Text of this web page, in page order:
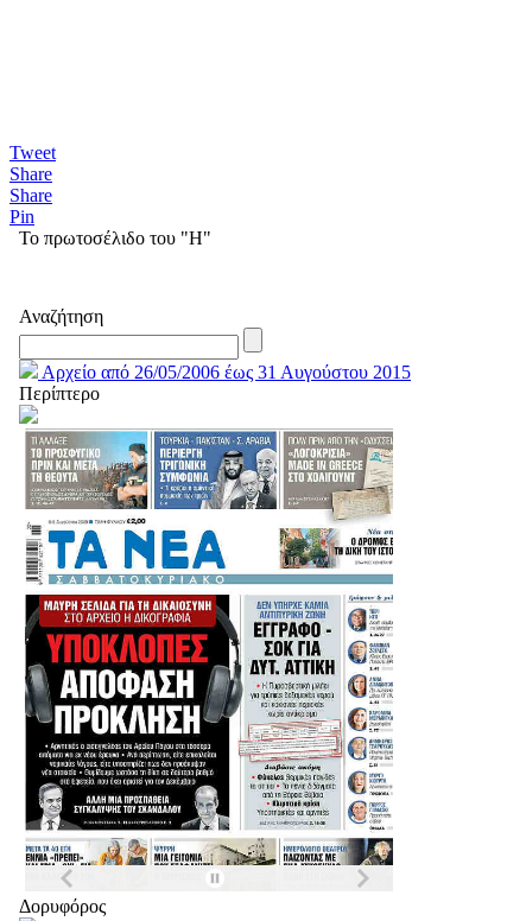
Tweet
Share
Share
Pin
Το πρωτοσέλιδο του "Η"
Αναζήτηση
Αρχείο από 26/05/2006 έως 31 Αυγούστου 2015
Περίπτερο
Δορυφόρος